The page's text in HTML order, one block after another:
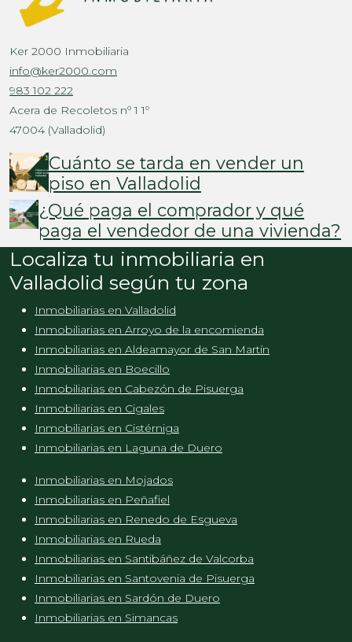
Ker 2000 Inmobiliaria
info@ker2000.com
983 102 222
Acera de Recoletos nº 1 1º
47004 (Valladolid)
Cuánto se tarda en vender un
piso en Valladolid
¿Qué paga el comprador y qué
paga el vendedor de una vivienda?
Localiza tu inmobiliaria en
Valladolid según tu zona
Inmobiliarias en Valladolid
Inmobiliarias en Arroyo de la encomienda
Inmobiliarias en Aldeamayor de San Martín
Inmobiliarias en Boecillo
Inmobiliarias en Cabezón de Pisuerga
Inmobiliarias en Cigales
Inmobiliarias en Cistérniga
Inmobiliarias en Laguna de Duero
Inmobiliarias en Mojados
Inmobiliarias en Peñafiel
Inmobiliarias en Renedo de Esgueva
Inmobiliarias en Rueda
Inmobiliarias en Santibáñez de Valcorba
Inmobiliarias en Santovenia de Pisuerga
Inmobiliarias en Sardón de Duero
Inmobiliarias en Simancas